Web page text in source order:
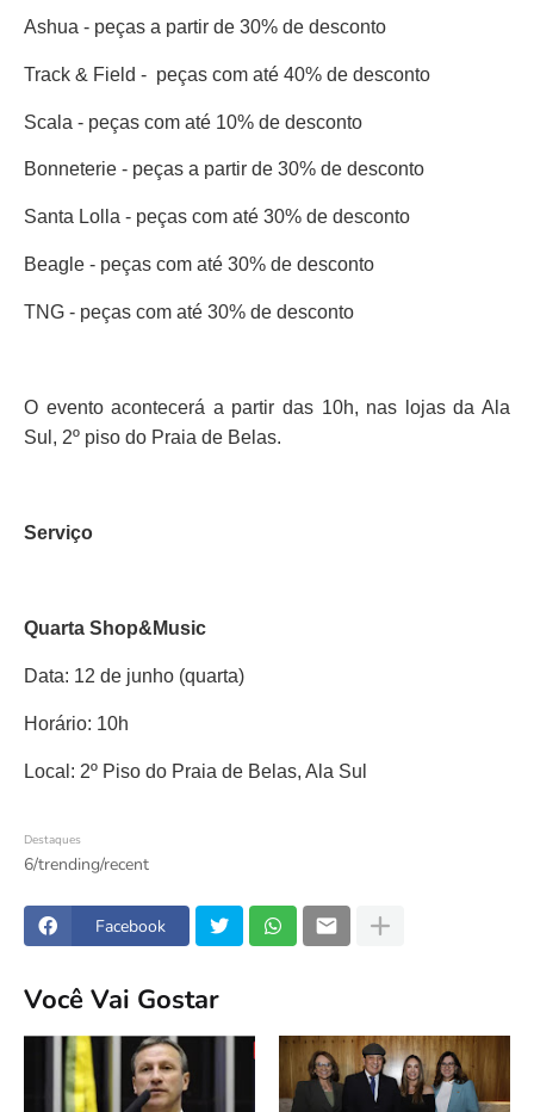
Ashua - peças a partir de 30% de desconto
Track & Field - peças com até 40% de desconto
Scala - peças com até 10% de desconto
Bonneterie - peças a partir de 30% de desconto
Santa Lolla - peças com até 30% de desconto
Beagle - peças com até 30% de desconto
TNG - peças com até 30% de desconto
O evento acontecerá a partir das 10h, nas lojas da Ala
Sul, 2º piso do Praia de Belas.
Serviço
Quarta Shop&Music
Data: 12 de junho (quarta)
Horário: 10h
Local: 2º Piso do Praia de Belas, Ala Sul
Destaques
6/trending/recent
Facebook
Você Vai Gostar